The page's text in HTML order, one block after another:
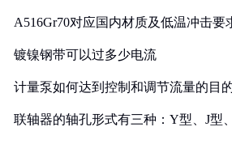
A516Gr70对应国内材质及低温冲击要
镀镍钢带可以过多少电流
计量泵如何达到控制和调节流量的目
联轴器的轴孔形式有三种：Y型、J型